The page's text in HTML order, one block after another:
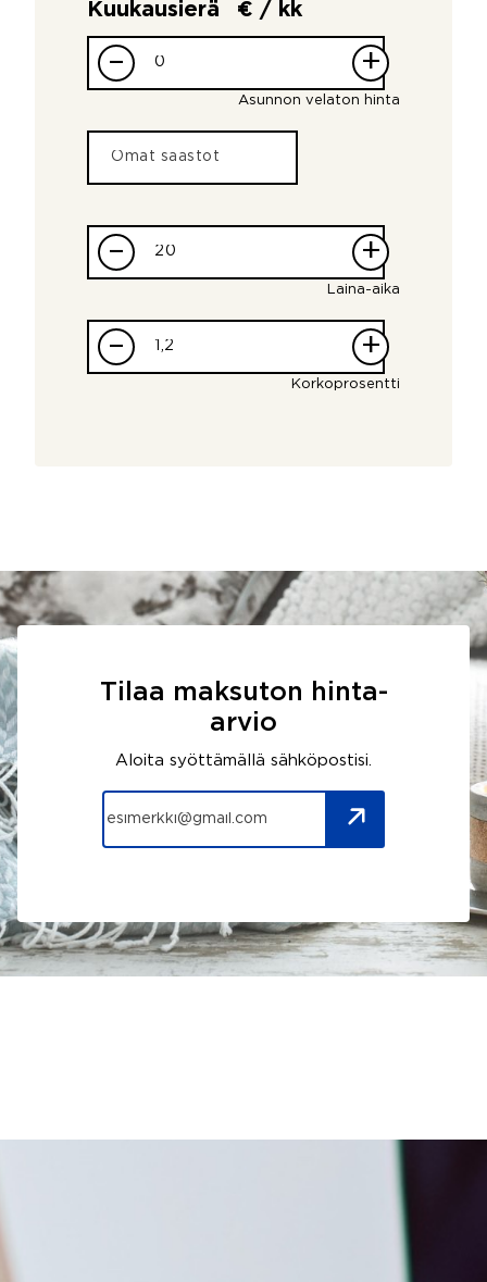
Kuukausierä € / kk
– +
Asunnon velaton hinta
– +
Laina-aika
– +
Korkoprosentti
Tilaa maksuton hinta-
arvio
Aloita syöttämällä sähköpostisi.